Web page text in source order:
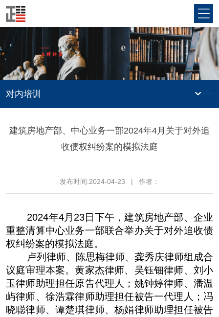
对内培训
建筑房地产部、中心业务一部2024年4月关于对外追
收债权纠纷案的模拟法庭
发布时间:2024-04-23 | 作者：
2024年4月23日下午，建筑房地产部、企业
重整清算中心业务一部联合举办关于对外追收债
权纠纷案的模拟法庭。
卢列律师、陈思梅律师、龚秀庆律师组成合
议庭审理本案。黄家杰律师、吴钰钿律师、刘小
玉律师助理担任原告代理人；姚钟婷律师、潘温
屿律师、徐浩霖律师助理担任被告一代理人；冯
晓聪律师、谭楚琪律师、杨娟律师助理担任被告